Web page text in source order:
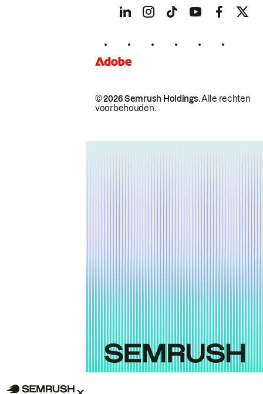
© 2026 Semrush Holdings.Alle rechten
voorbehouden.